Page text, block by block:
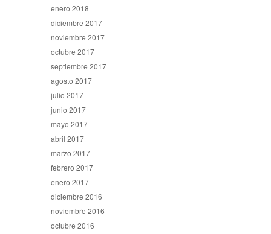
enero 2018
diciembre 2017
noviembre 2017
octubre 2017
septiembre 2017
agosto 2017
julio 2017
junio 2017
mayo 2017
abril 2017
marzo 2017
febrero 2017
enero 2017
diciembre 2016
noviembre 2016
octubre 2016